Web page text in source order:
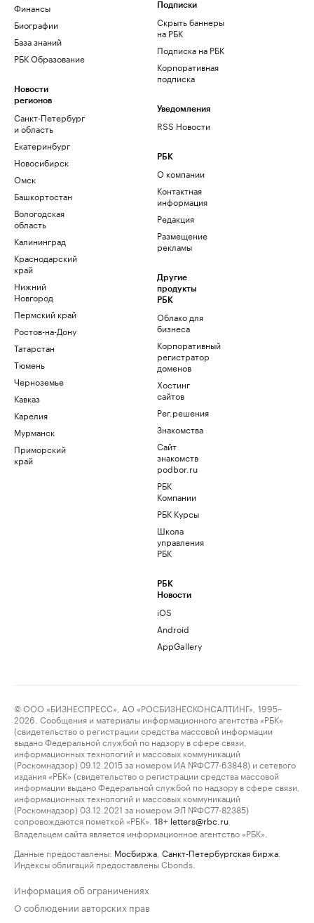
Финансы
Биографии
База знаний
РБК Образование
Новости
регионов
Санкт-Петербург
и область
Екатеринбург
Новосибирск
Омск
Башкортостан
Вологодская
область
Калининград
Краснодарский
край
Нижний
Новгород
Пермский край
Ростов-на-Дону
Татарстан
Тюмень
Черноземье
Кавказ
Карелия
Мурманск
Приморский
край
Подписки
Скрыть баннеры
на РБК
Подписка на РБК
Корпоративная
подписка
Уведомления
RSS Новости
РБК
О компании
Контактная
информация
Редакция
Размещение
рекламы
Другие
продукты
РБК
Облако для
бизнеса
Корпоративный
регистратор
доменов
Хостинг
сайтов
Рег.решения
Знакомства
Сайт
знакомств
podbor.ru
РБК
Компании
РБК Курсы
Школа
управления
РБК
РБК
Новости
iOS
Android
AppGallery
© ООО «БИЗНЕСПРЕСС», АО «РОСБИЗНЕСКОНСАЛТИНГ», 1995–
2026. Сообщения и материалы информационного агентства «РБК»
(свидетельство о регистрации средства массовой информации
выдано Федеральной службой по надзору в сфере связи,
информационных технологий и массовых коммуникаций
(Роскомнадзор) 09.12.2015 за номером ИА №ФС77-63848) и сетевого
издания «РБК» (свидетельство о регистрации средства массовой
информации выдано Федеральной службой по надзору в сфере связи,
информационных технологий и массовых коммуникаций
(Роскомнадзор) 03.12.2021 за номером ЭЛ №ФС77-82385)
сопровождаются пометкой «РБК».
18+ letters@rbc.ru
Владельцем сайта является информационное агентство «РБК».
Данные предоставлены: Мосбиржа Санкт-Петербургская биржа
Индексы облигаций предоставлены Cbonds.
Информация об ограничениях
О соблюдении авторских прав